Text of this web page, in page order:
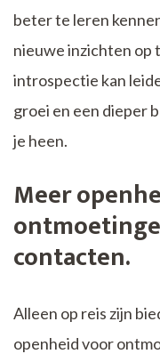
beter te leren
nieuwe inzichten op
introspectie kan
groei en een dieper
je heen.
Meer
contacten.
Alleen op reis zijn
openheid voor